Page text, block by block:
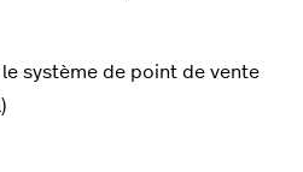
système de point de vente